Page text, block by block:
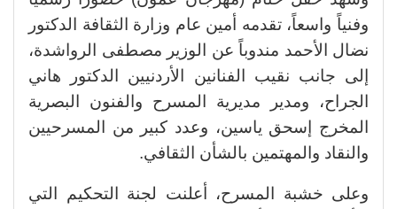
وفنياً واسعاً، تقدمه أمين عام وزارة الثقافة الدكتور
نضال الأحمد مندوباً عن الوزير مصطفى الرواشدة،
إلى جانب نقيب الفنانين الأردنيين الدكتور هاني
الجراح، ومدير مديرية المسرح والفنون البصرية
المخرج إسحق ياسين، وعدد كبير من المسرحيين
والنقاد والمهتمين بالشأن الثقافي.
وعلى خشبة المسرح، أعلنت لجنة التحكيم التي